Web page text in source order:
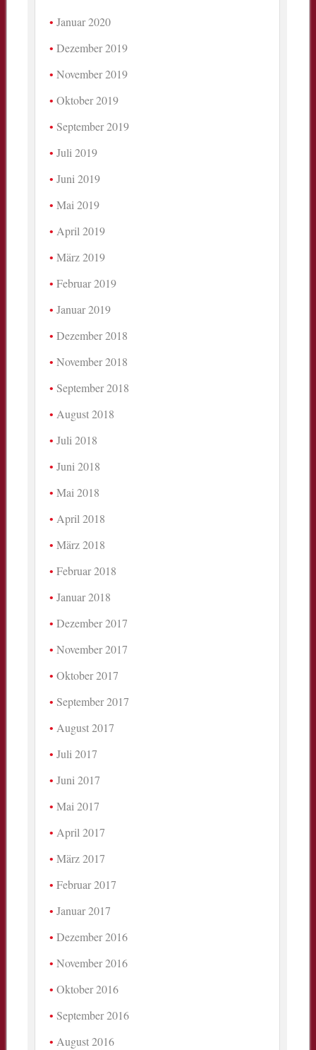
Januar 2020
Dezember 2019
November 2019
Oktober 2019
September 2019
Juli 2019
Juni 2019
Mai 2019
April 2019
März 2019
Februar 2019
Januar 2019
Dezember 2018
November 2018
September 2018
August 2018
Juli 2018
Juni 2018
Mai 2018
April 2018
März 2018
Februar 2018
Januar 2018
Dezember 2017
November 2017
Oktober 2017
September 2017
August 2017
Juli 2017
Juni 2017
Mai 2017
April 2017
März 2017
Februar 2017
Januar 2017
Dezember 2016
November 2016
Oktober 2016
September 2016
August 2016